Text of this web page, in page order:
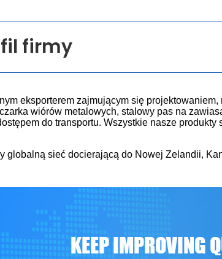
firmy
eksporterem zajmującym się
wiórów metalowych, stalowy pas na
do transportu. Wszystkie nasze produkty
sieć docierającą do Nowej Zelandii,